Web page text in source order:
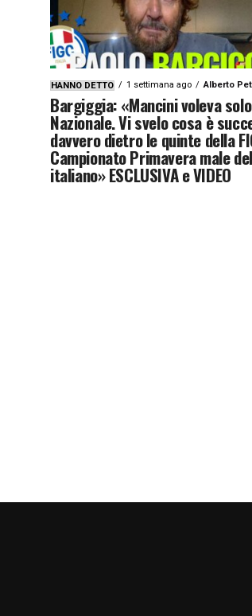
HANNO DETTO 1 settimana ago Alberto
Bargiggia: «Mancini voleva
Nazionale. Vi svelo cosa è
davvero dietro le quinte della
Campionato Primavera male
italiano» ESCLUSIVA e VIDEO